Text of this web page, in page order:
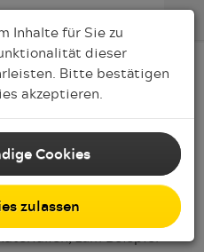
Sonnenschutzprodukte
zum Beispiel
Inhalte für Sie zu
dieser
Bitte bestätigen
akzeptieren.
Cookies
zulassen